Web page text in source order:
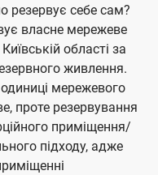
резервує себе сам?
власне мережеве
області за
живлення.
мережевого
проте резервування
приміщення/
підходу, адже